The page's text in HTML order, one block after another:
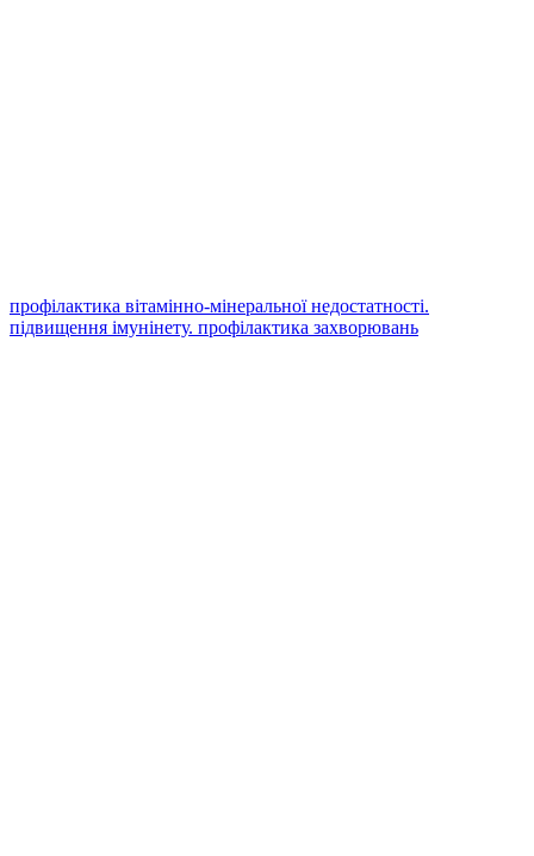
профілактика вітамінно-мінеральної недостатності.
підвищення імунінету. профілактика захворювань